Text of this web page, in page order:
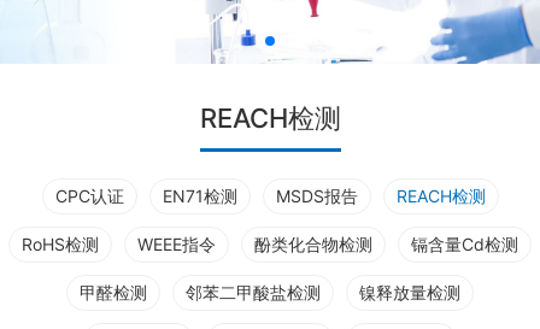
REACH检测
CPC认证 EN71检测 MSDS报告 REACH检测
RoHS检测 WEEE指令 酚类化合物检测 镉含量Cd检测
甲醛检测 邻苯二甲酸盐检测 镍释放量检测